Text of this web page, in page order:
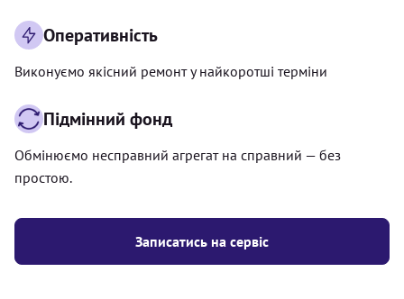
Записатись на сервіс
Оперативність
Виконуємо якісний ремонт у найкоротші терміни
Підмінний фонд
Обмінюємо несправний агрегат на справний — без
простою.